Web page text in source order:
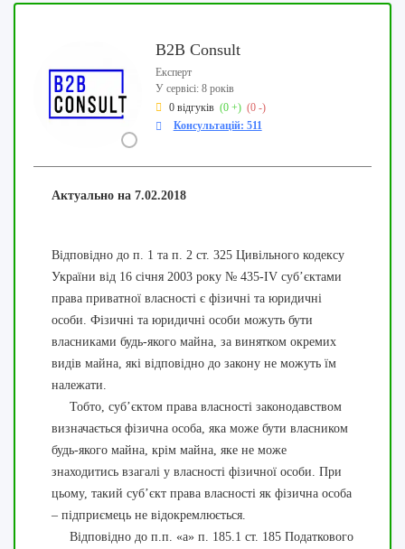
B2B Consult
Експерт
У сервісі: 8 років
0 відгуків (0 +) (0 -)
Консультацій: 511
Актуально на 7.02.2018
Відповідно до п. 1 та п. 2 ст. 325 Цивільного кодексу
України від 16 січня 2003 року № 435-ІV суб’єктами
права приватної власності є фізичні та юридичні
особи. Фізичні та юридичні особи можуть бути
власниками будь-якого майна, за винятком окремих
видів майна, які відповідно до закону не можуть їм
належати.
Тобто, суб’єктом права власності законодавством
визначається фізична особа, яка може бути власником
будь-якого майна, крім майна, яке не може
знаходитись взагалі у власності фізичної особи. При
цьому, такий суб’єкт права власності як фізична особа
– підприємець не відокремлюється.
Відповідно до п.п. «а» п. 185.1 ст. 185 Податкового